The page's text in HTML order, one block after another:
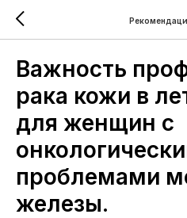
Важность
рака кожи в
для женщин с
проблемами
железы.